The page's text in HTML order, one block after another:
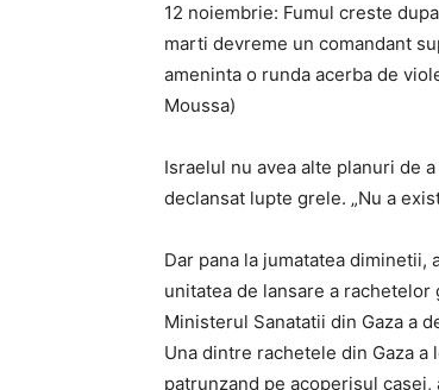
12 noiembrie: Fumul creste
marti devreme un comandant
ameninta o runda acerba de
Moussa)
Israelul nu avea alte planuri de
declansat lupte grele. „Nu a
Dar pana la jumatatea diminetii,
unitatea de lansare a
Ministerul Sanatatii din Gaza a
Una dintre rachetele din Gaza
patrunzand pe acoperisul